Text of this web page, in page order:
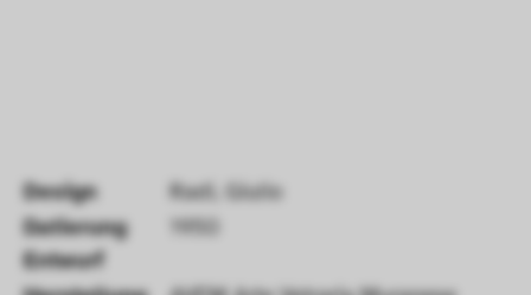
Design
Radi, Giulio
Datierung
Entwurf
1950